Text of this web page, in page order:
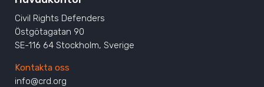
Civil Rights Defenders
Östgötagatan 90
SE-116 64 Stockholm, Sverige
Kontakta oss
info@crd.org